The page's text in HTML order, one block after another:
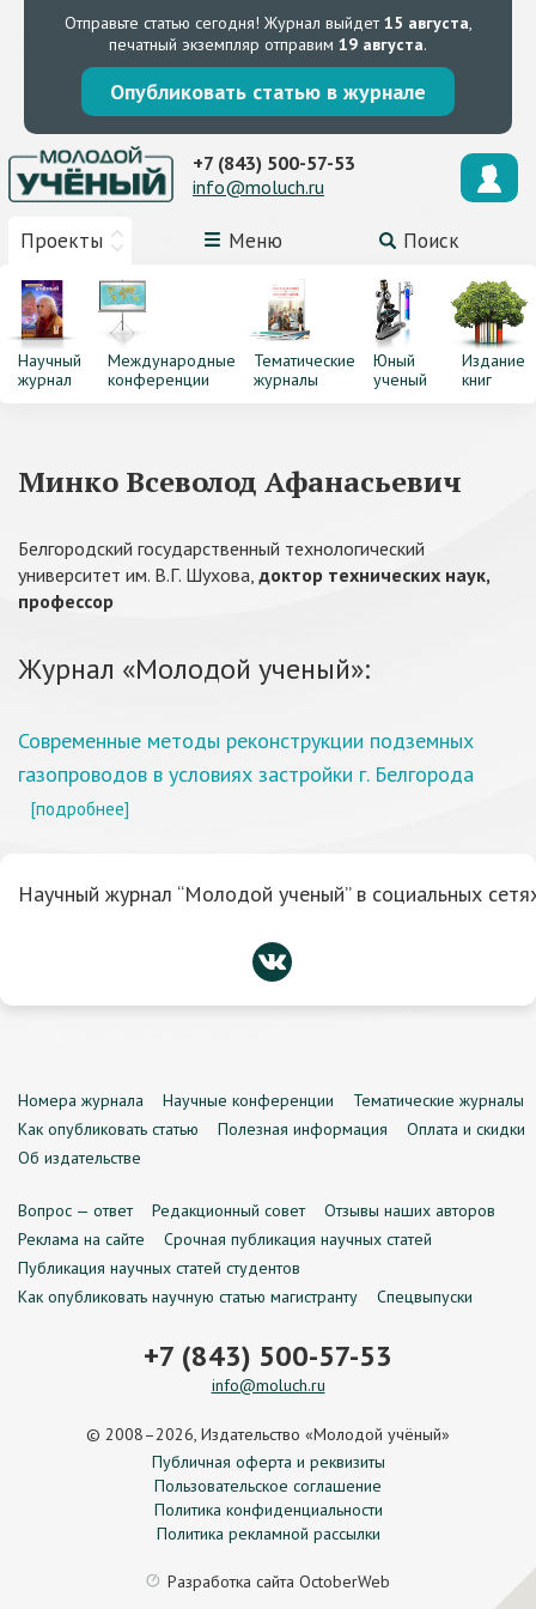
Отправьте статью сегодня! Журнал выйдет15 августа,
печатный экземпляр отправим 19 августа.
Опубликовать статью в журнале
Проекты Меню Поиск
+7 (843) 500-57-53
info@moluch.ru
Научный
журнал
Международные
конференции
Тематические
журналы
Юный
ученый
Издание
книг
Минко Всеволод Афанасьевич
Белгородский государственный технологический
университет им. В.Г. Шухова, доктор технических наук,
профессор
Журнал «Молодой ученый»:
Современные методы реконструкции подземных
газопроводов в условиях застройки г. Белгорода
[подробнее]
Научный журнал “Молодой ученый” в социальных
Номера журнала Научные конференции
Тематические журналы
Как опубликовать статью
Полезная информация
Оплата и скидки
Об издательстве
Вопрос — ответ Редакционный совет
Отзывы наших авторов
Реклама на сайте
Срочная публикация научных статей
Публикация научных статей студентов
Как опубликовать научную статью магистранту
Спецвыпуски
+7 (843) 500-57-53
info@moluch.ru
© 2008–2026, Издательство «Молодой учёный»
Публичная оферта и реквизиты
Пользовательское соглашение
Политика конфиденциальности
Политика рекламной рассылки
Разработка сайта OctoberWeb